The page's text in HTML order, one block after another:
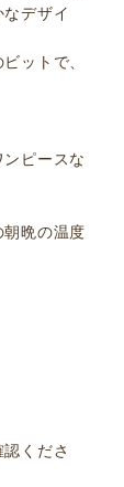
デザイ
ットで、
ピースな
晩の温度
くださ